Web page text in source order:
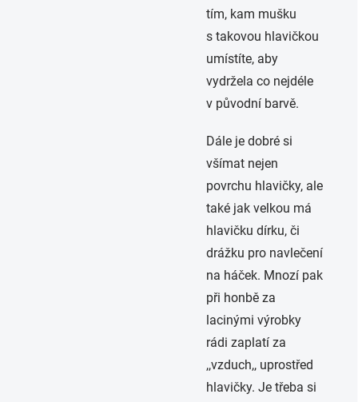
tím, kam mušku
s takovou hlavičkou
umístíte, aby
vydržela co nejdéle
v původní barvě.
Dále je dobré si
všímat nejen
povrchu hlavičky, ale
také jak velkou má
hlavičku dírku, či
drážku pro navlečení
na háček. Mnozí pak
při honbě za
lacinými výrobky
rádi zaplatí za
,,vzduch,, uprostřed
hlavičky. Je třeba si